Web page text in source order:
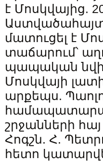
է Մոսկվայից.
մատուցել է
տաճարում՝
պապական
Մոսկվայի
արքեպս.
շրջանների
Հոգշն. Հ.
հետո